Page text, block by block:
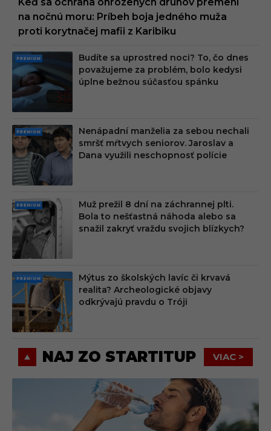
na nočnú moru: Príbeh boja jedného muža
proti korytnačej mafii z Karibiku
PRE
MIU
M
Budíte sa uprostred noci? To, čo dnes
považujeme za problém, bolo kedysi
úplne bežnou súčasťou spánku
PRE
MIU
M
Nenápadní manželia za sebou nechali
smršť mŕtvych seniorov. Jaroslav a
Dana využili neschopnosť polície
PRE
MIU
M
Muž prežil 8 dní na záchrannej plti.
Bola to nešťastná náhoda alebo sa
snažil zakryť vraždu svojich blízkych?
PRE
MIU
M
Mýtus zo školských lavíc či krvavá
realita? Archeologické objavy
odkrývajú pravdu o Tróji
NAJ ZO STARTITUP VIAC >